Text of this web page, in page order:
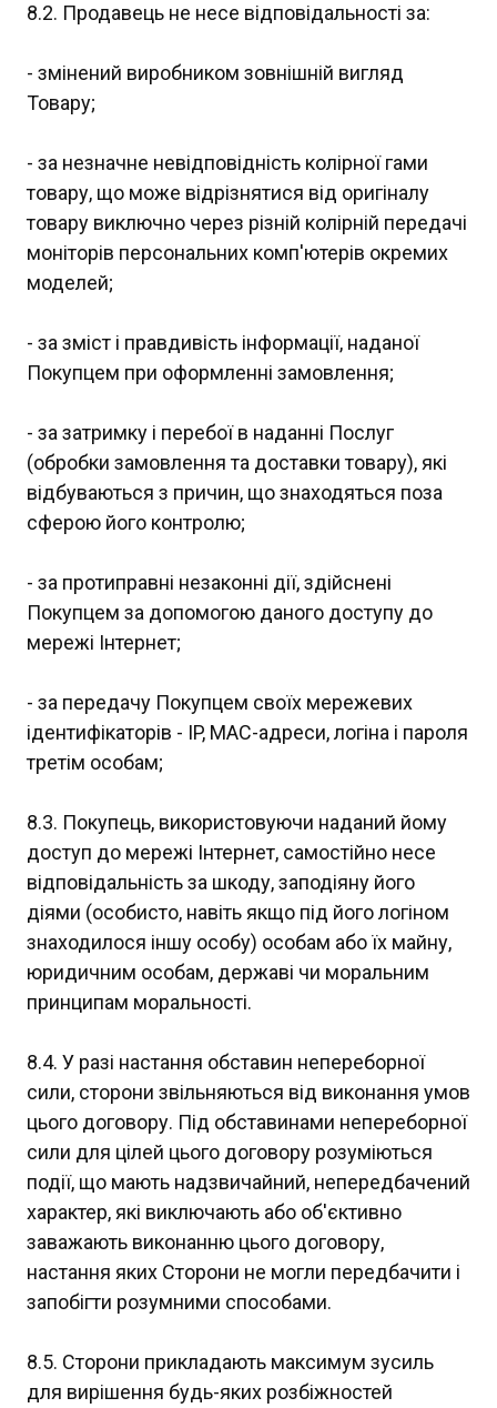
8.2. Продавець не несе відповідальності за:
- змінений виробником зовнішній вигляд
Товару;
- за незначне невідповідність колірної гами
товару, що може відрізнятися від оригіналу
товару виключно через різній колірній передачі
моніторів персональних комп'ютерів окремих
моделей;
- за зміст і правдивість інформації, наданої
Покупцем при оформленні замовлення;
- за затримку і перебої в наданні Послуг
(обробки замовлення та доставки товару), які
відбуваються з причин, що знаходяться поза
сферою його контролю;
- за протиправні незаконні дії, здійснені
Покупцем за допомогою даного доступу до
мережі Інтернет;
- за передачу Покупцем своїх мережевих
ідентифікаторів - IP, MAC-адреси, логіна і пароля
третім особам;
8.3. Покупець, використовуючи наданий йому
доступ до мережі Інтернет, самостійно несе
відповідальність за шкоду, заподіяну його
діями (особисто, навіть якщо під його логіном
знаходилося іншу особу) особам або їх майну,
юридичним особам, державі чи моральним
принципам моральності.
8.4. У разі настання обставин непереборної
сили, сторони звільняються від виконання умов
цього договору. Під обставинами непереборної
сили для цілей цього договору розуміються
події, що мають надзвичайний, непередбачений
характер, які виключають або об'єктивно
заважають виконанню цього договору,
настання яких Сторони не могли передбачити і
запобігти розумними способами.
8.5. Сторони прикладають максимум зусиль
для вирішення будь-яких розбіжностей